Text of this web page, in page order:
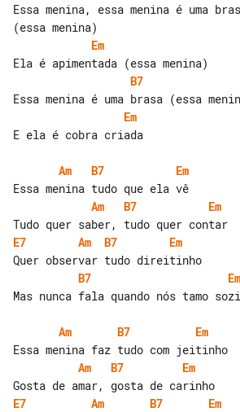
Essa menina, essa menina é uma
Em
B7
Em
E ela é cobra criada
Am B7
Em
Am
B7
Em
E7
Am B7
Em
B7
Em
Mas nunca fala quando nós tamo
Am B7
Em
Am
B7
Em
E7
Am B7
Em